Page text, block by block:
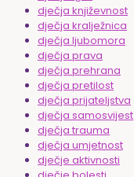
dječja književnost
dječja kralježnica
dječja ljubomora
dječja prava
dječja prehrana
dječja pretilost
dječja prijateljstva
dječja samosvijest
dječja trauma
dječja umjetnost
dječje aktivnosti